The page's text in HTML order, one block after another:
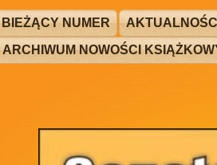
BIEŻĄCY NUMER
ARCHIWUM NOWOŚCI